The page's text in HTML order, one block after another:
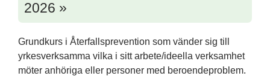
2026 »
Grundkurs i Återfallsprevention som vänder sig till
yrkesverksamma vilka i sitt arbete/ideella verksamhet
möter anhöriga eller personer med beroendeproblem.